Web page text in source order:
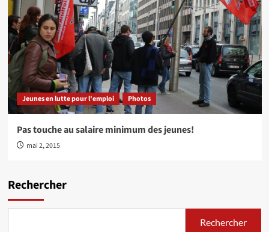
Jeunes en lutte pour l'emploi Photos
Pas touche au salaire minimum des jeunes!
mai 2, 2015
Rechercher
Rechercher